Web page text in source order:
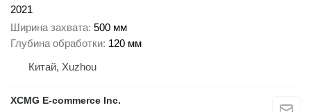
2021
Ширина захвата 500 мм
Глубина обработки 120 мм
Китай, Xuzhou
XCMG E-commerce Inc.